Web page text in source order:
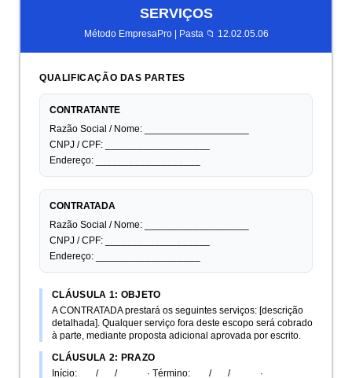
SERVIÇOS
Método EmpresaPro | Pasta 📁 12.02.05.06
QUALIFICAÇÃO DAS PARTES
CONTRATANTE
Razão Social / Nome: ___________________
CNPJ / CPF: ___________________
Endereço: ___________________
CONTRATADA
Razão Social / Nome: ___________________
CNPJ / CPF: ___________________
Endereço: ___________________
CLÁUSULA 1: OBJETO
A CONTRATADA prestará os seguintes serviços: [descrição
detalhada]. Qualquer serviço fora deste escopo será cobrado
à parte, mediante proposta adicional aprovada por escrito.
CLÁUSULA 2: PRAZO
Início: ___/___/_____ · Término: ___/___/_____ ·